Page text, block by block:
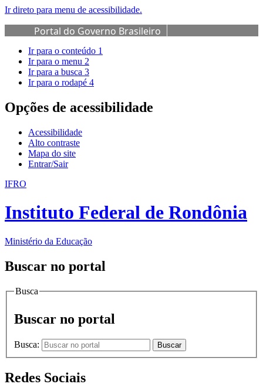
Ir direto para menu de acessibilidade.
Portal do Governo Brasileiro
Ir para o conteúdo 1
Ir para o menu 2
Ir para a busca 3
Ir para o rodapé 4
Opções de acessibilidade
Acessibilidade
Alto contraste
Mapa do site
Entrar/Sair
IFRO
Instituto Federal de Rondônia
Ministério da Educação
Buscar no portal
Busca
Buscar no portal
Busca: Buscar
Redes Sociais